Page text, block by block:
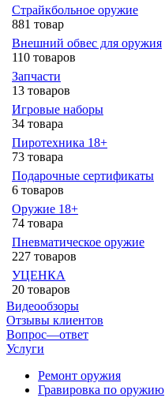
Страйкбольное оружие
881 товар
Внешний обвес для оружия
110 товаров
Запчасти
13 товаров
Игровые наборы
34 товара
Пиротехника 18+
73 товара
Подарочные сертификаты
6 товаров
Оружие 18+
74 товара
Пневматическое оружие
227 товаров
УЦЕНКА
20 товаров
Видеообзоры
Отзывы клиентов
Вопрос—ответ
Услуги
Ремонт оружия
Гравировка по оружию